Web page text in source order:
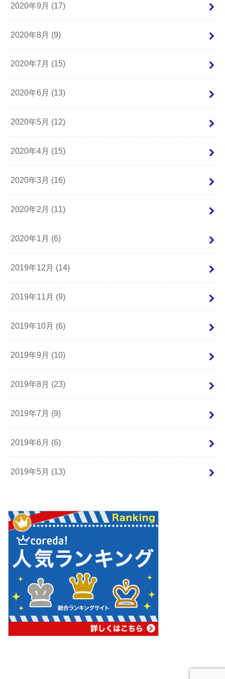
2020年9月 (17)
2020年8月 (9)
2020年7月 (15)
2020年6月 (13)
2020年5月 (12)
2020年4月 (15)
2020年3月 (16)
2020年2月 (11)
2020年1月 (6)
2019年12月 (14)
2019年11月 (9)
2019年10月 (6)
2019年9月 (10)
2019年8月 (23)
2019年7月 (9)
2019年6月 (6)
2019年5月 (13)